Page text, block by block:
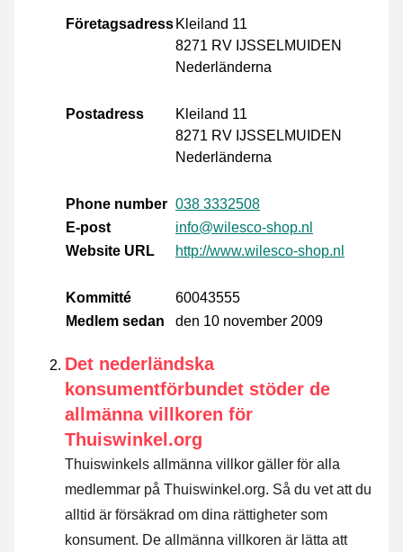
Företagsadress Kleiland 11
8271 RV IJSSELMUIDEN
Nederländerna
Postadress
Kleiland 11
8271 RV IJSSELMUIDEN
Nederländerna
Phone number 038 3332508
E-post
info@wilesco-shop.nl
Website URL
http://www.wilesco-shop.nl
Kommitté
60043555
Medlem sedan
den 10 november 2009
Det nederländska
konsumentförbundet stöder de
allmänna villkoren för
Thuiswinkel.org
Thuiswinkels allmänna villkor gäller för alla
medlemmar på Thuiswinkel.org. Så du vet att du
alltid är försäkrad om dina rättigheter som
konsument. De allmänna villkoren är lätta att